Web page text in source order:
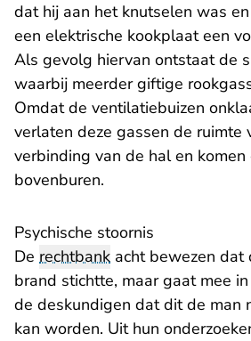
dat hij aan het knutselen was
een elektrische kookplaat een
Als gevolg hiervan ontstaat de
waarbij meerder giftige
Omdat de ventilatiebuizen
verlaten deze gassen de ruimte
verbinding van de hal en
bovenburen.
Psychische stoornis
De rechtbank acht bewezen dat
brand stichtte, maar gaat mee
de deskundigen dat dit de man
kan worden. Uit hun